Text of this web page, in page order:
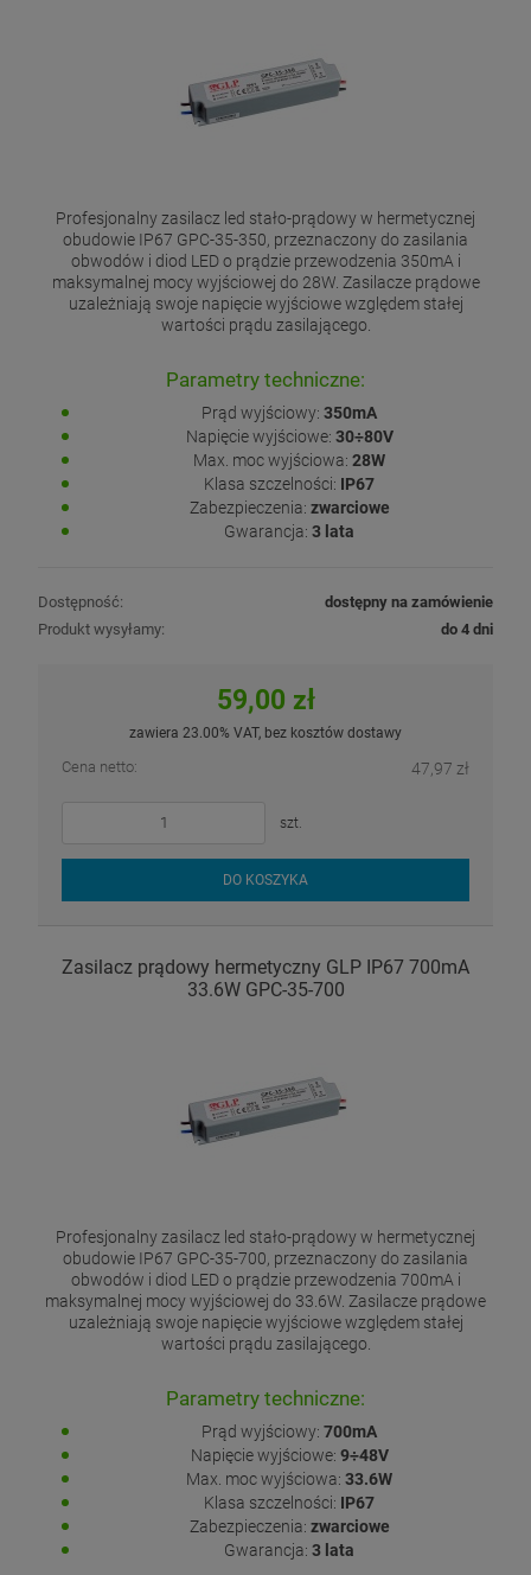
Profesjonalny zasilacz led stało-prądowy w hermetycznej
obudowie IP67 GPC-35-350, przeznaczony do zasilania
obwodów i diod LED o prądzie przewodzenia 350mA i
maksymalnej mocy wyjściowej do 28W. Zasilacze prądowe
uzależniają swoje napięcie wyjściowe względem stałej
wartości prądu zasilającego.
Parametry techniczne:
Prąd wyjściowy: 350mA
Napięcie wyjściowe: 30÷80V
Max. moc wyjściowa: 28W
Klasa szczelności: IP67
Zabezpieczenia: zwarciowe
Gwarancja: 3 lata
Dostępność:
dostępny na zamówienie
Produkt wysyłamy:
do 4 dni
59,00 zł
zawiera 23.00% VAT, bez kosztów dostawy
Cena netto: 47,97 zł
szt.
DO KOSZYKA
Zasilacz prądowy hermetyczny GLP IP67 700mA
33.6W GPC-35-700
Profesjonalny zasilacz led stało-prądowy w hermetycznej
obudowie IP67 GPC-35-700, przeznaczony do zasilania
obwodów i diod LED o prądzie przewodzenia 700mA i
maksymalnej mocy wyjściowej do 33.6W. Zasilacze prądowe
uzależniają swoje napięcie wyjściowe względem stałej
wartości prądu zasilającego.
Parametry techniczne:
Prąd wyjściowy: 700mA
Napięcie wyjściowe: 9÷48V
Max. moc wyjściowa: 33.6W
Klasa szczelności: IP67
Zabezpieczenia: zwarciowe
Gwarancja: 3 lata